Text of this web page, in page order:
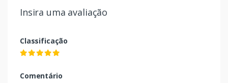
Insira uma avaliação
Classificação
Comentário